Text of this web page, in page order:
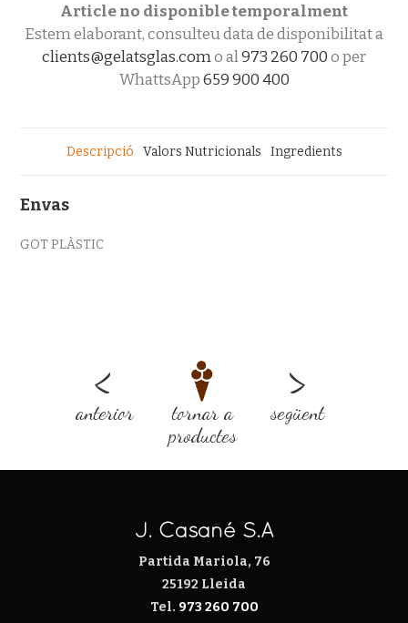
Article no disponible temporalment
Estem elaborant, consulteu data de disponibilitat a
clients@gelatsglas.como al973 260 700o per
WhattsApp659 900 400
Descripció Valors Nutricionals Ingredients
Envas
GOT PLÀSTIC
<
anterior
tornar a
productes
>
següent
J. Casañé S.A
Partida Mariola, 76
25192 Lleida
Tel. 973 260 700